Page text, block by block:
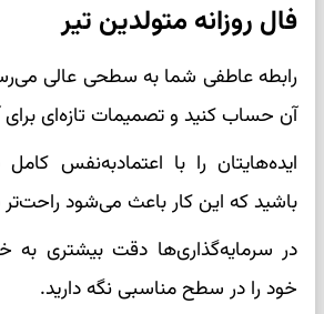
فال روزانه متولدین تیر
رابطه عاطفی شما به سطحی عالی
آن حساب کنید و تصمیمات تازه‌ای برای
ایده‌هایتان را با اعتمادبه‌نفس
باشید که این کار باعث می‌شود راحت‌تر
در سرمایه‌گذاری‌ها دقت بیشتری
خود را در سطح مناسبی نگه دارید.